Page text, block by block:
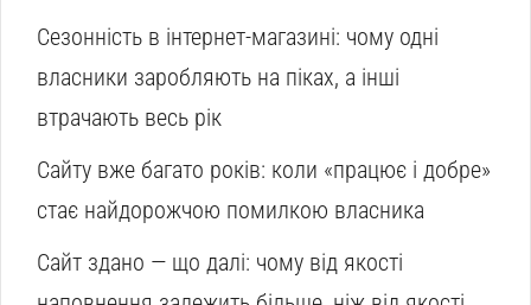
Сезонність в інтернет-магазині: чому одні
власники заробляють на піках, а інші
втрачають весь рік
Сайту вже багато років: коли «працює і добре»
стає найдорожчою помилкою власника
Сайт здано — що далі: чому від якості